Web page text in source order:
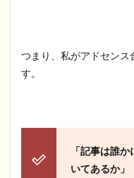
つまり、私がアドセン
す。
「記事は誰
いてあるか」